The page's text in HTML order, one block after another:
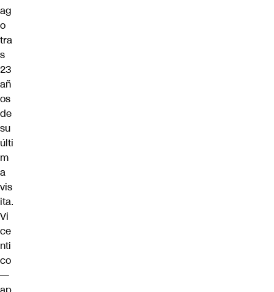
ag
o
tra
s
23
añ
os
de
su
últi
m
a
vis
ita.
Vi
ce
nti
co
—